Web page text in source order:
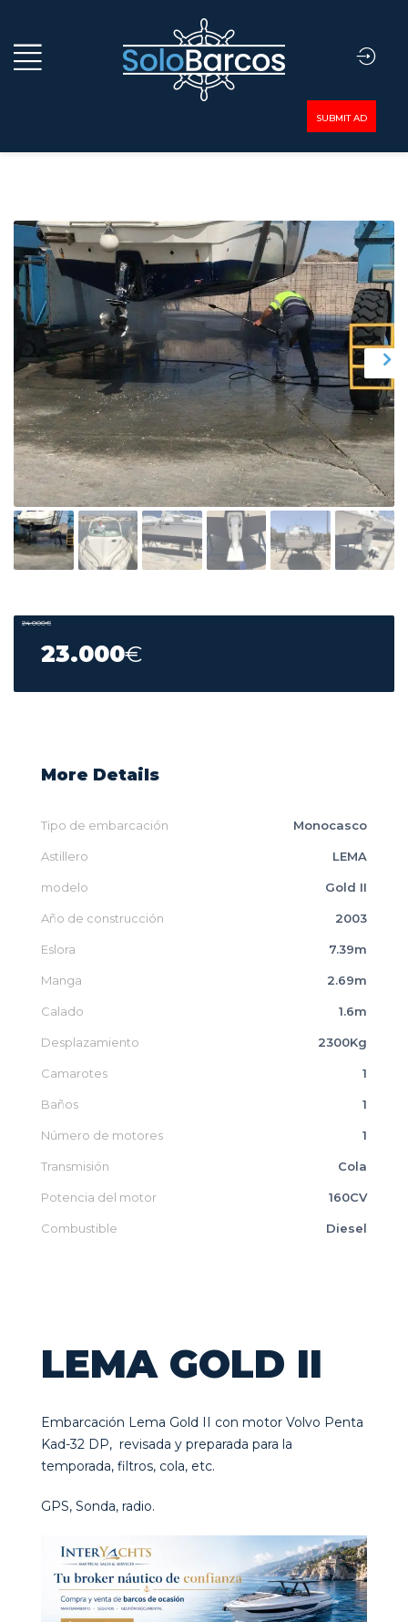
SUBMIT AD
24.000€
23.000€
More Details
Tipo de embarcación Monocasco
Astillero LEMA
modelo Gold II
Año de construcción 2003
Eslora 7.39m
Manga 2.69m
Calado 1.6m
Desplazamiento 2300Kg
Camarotes 1
Baños 1
Número de motores 1
Transmisión Cola
Potencia del motor 160CV
Combustible Diesel
LEMA GOLD II
Embarcación Lema Gold II con motor Volvo Penta
Kad-32 DP, revisada y preparada para la
temporada, filtros, cola, etc.
GPS, Sonda, radio.